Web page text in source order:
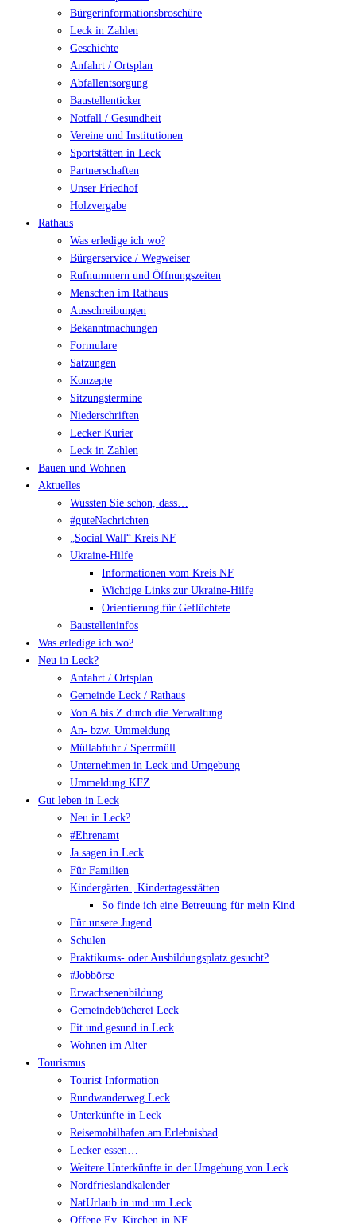
Bürgerinformationsbroschüre
Leck in Zahlen
Geschichte
Anfahrt / Ortsplan
Abfallentsorgung
Baustellenticker
Notfall / Gesundheit
Vereine und Institutionen
Sportstätten in Leck
Partnerschaften
Unser Friedhof
Holzvergabe
Rathaus
Was erledige ich wo?
Bürgerservice / Wegweiser
Rufnummern und Öffnungszeiten
Menschen im Rathaus
Ausschreibungen
Bekanntmachungen
Formulare
Satzungen
Konzepte
Sitzungstermine
Niederschriften
Lecker Kurier
Leck in Zahlen
Bauen und Wohnen
Aktuelles
Wussten Sie schon, dass…
#guteNachrichten
„Social Wall“ Kreis NF
Ukraine-Hilfe
Informationen vom Kreis NF
Wichtige Links zur Ukraine-Hilfe
Orientierung für Geflüchtete
Baustelleninfos
Was erledige ich wo?
Neu in Leck?
Anfahrt / Ortsplan
Gemeinde Leck / Rathaus
Von A bis Z durch die Verwaltung
An- bzw. Ummeldung
Müllabfuhr / Sperrmüll
Unternehmen in Leck und Umgebung
Ummeldung KFZ
Gut leben in Leck
Neu in Leck?
#Ehrenamt
Ja sagen in Leck
Für Familien
Kindergärten | Kindertagesstätten
So finde ich eine Betreuung für mein Kind
Für unsere Jugend
Schulen
Praktikums- oder Ausbildungsplatz gesucht?
#Jobbörse
Erwachsenenbildung
Gemeindebücherei Leck
Fit und gesund in Leck
Wohnen im Alter
Tourismus
Tourist Information
Rundwanderweg Leck
Unterkünfte in Leck
Reisemobilhafen am Erlebnisbad
Lecker essen…
Weitere Unterkünfte in der Umgebung von Leck
Nordfrieslandkalender
NatUrlaub in und um Leck
Offene Ev. Kirchen in NF